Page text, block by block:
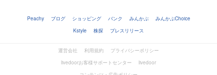
Peachy ブログ ショッピング バンク みんかぶ
みんかぶChoice
Kstyle
株探 プレスリリース
運営会社 利用規約
プライバシーポリシー
livedoorお客様サポートセンター
livedoor